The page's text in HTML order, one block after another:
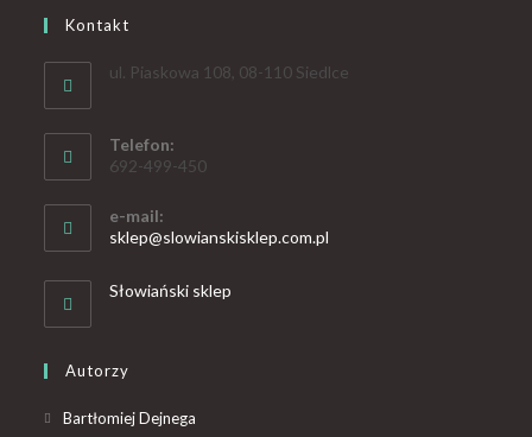
Kontakt
ul. Piaskowa 108, 08-110 Siedlce
Telefon:
692-499-450
e-mail:
sklep@slowianskisklep.com.pl
Słowiański sklep
Autorzy
Bartłomiej Dejnega